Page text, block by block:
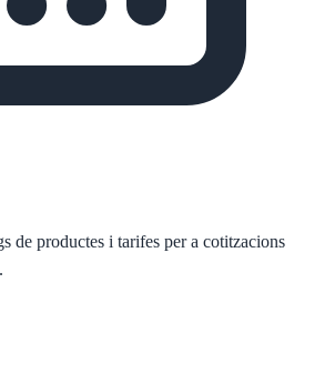
de productes i tarifes per a cotitzacions